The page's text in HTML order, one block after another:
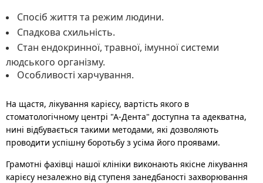
Спосіб життя та режим людини.
Спадкова схильність.
Стан ендокринної, травної, імунної системи
людського організму.
Особливості харчування.
На щастя, лікування карієсу, вартість якого в
стоматологічному центрі "А-Дента" доступна та адекватна,
нині відбувається такими методами, які дозволяють
проводити успішну боротьбу з усіма його проявами.
Грамотні фахівці нашої клініки виконають якісне лікування
карієсу незалежно від ступеня занедбаності захворювання